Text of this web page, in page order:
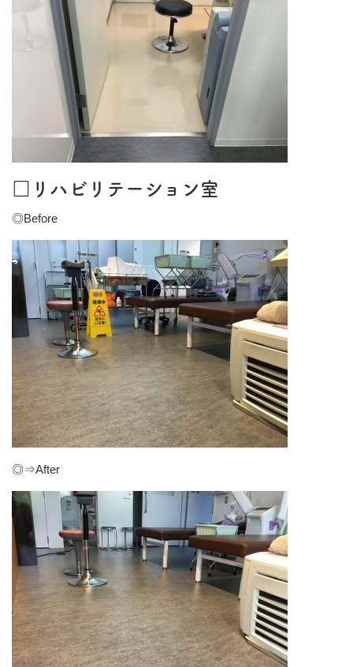
□リハビリテーション室
◎Before
◎⇒After